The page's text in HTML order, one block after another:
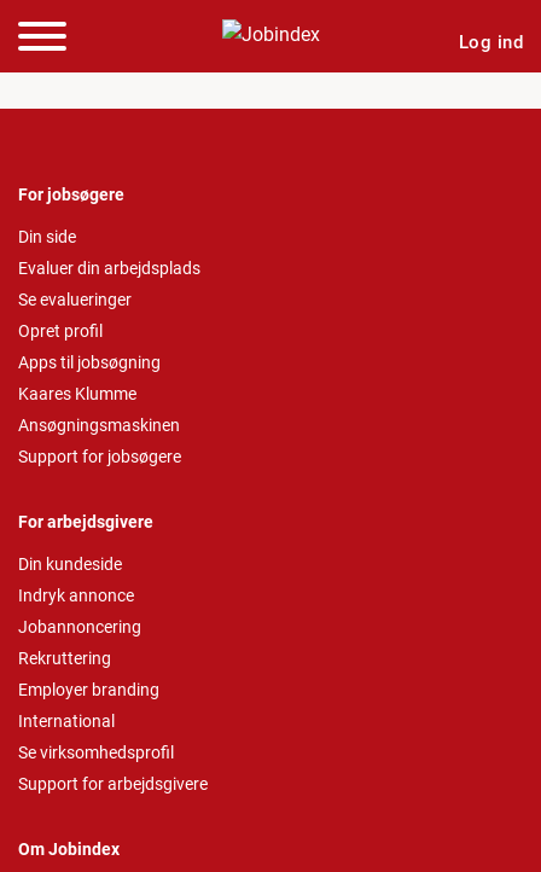
Log ind
For jobsøgere
Din side
Evaluer din arbejdsplads
Se evalueringer
Opret profil
Apps til jobsøgning
Kaares Klumme
Ansøgningsmaskinen
Support for jobsøgere
For arbejdsgivere
Din kundeside
Indryk annonce
Jobannoncering
Rekruttering
Employer branding
International
Se virksomhedsprofil
Support for arbejdsgivere
Om Jobindex